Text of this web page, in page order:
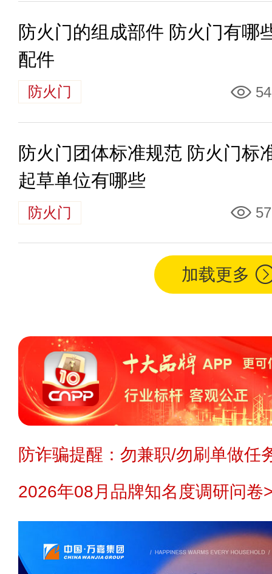
防火门的组成部件 防火门有哪
配件
防火门
防火门团体标准规范 防火门标
起草单位有哪些
防火门
加载更多
防诈骗提醒：勿兼职/勿刷单做任
2026年08月品牌知名度调研问卷